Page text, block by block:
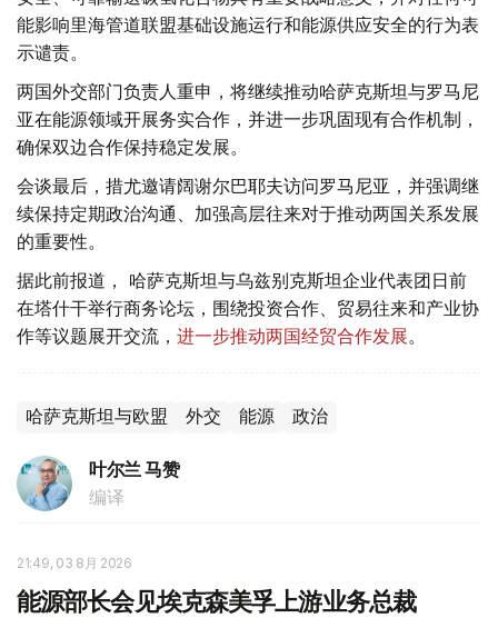
能影响里海管道联盟基础设施运行和能源供应安全的行为表
示谴责。
两国外交部门负责人重申，将继续推动哈萨克斯坦与罗马尼
亚在能源领域开展务实合作，并进一步巩固现有合作机制，
确保双边合作保持稳定发展。
会谈最后，措尤邀请阔谢尔巴耶夫访问罗马尼亚，并强调继
续保持定期政治沟通、加强高层往来对于推动两国关系发展
的重要性。
据此前报道， 哈萨克斯坦与乌兹别克斯坦企业代表团日前
在塔什干举行商务论坛，围绕投资合作、贸易往来和产业协
作等议题展开交流， 进一步推动两国经贸合作发展。
哈萨克斯坦与欧盟 外交 能源 政治
叶尔兰 马赞
编译
21:49, 03 8月 2026
能源部长会见埃克森美孚上游业务总裁